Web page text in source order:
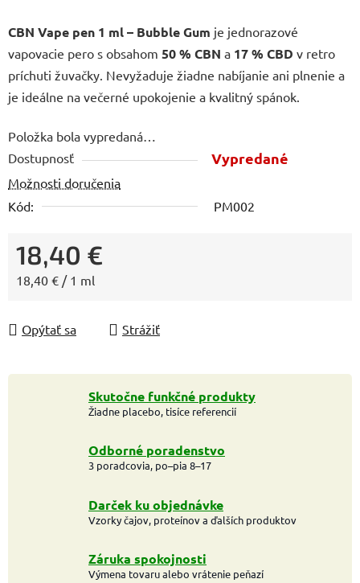
CBN Vape pen 1 ml – Bubble Gum je jednorazové
vapovacie pero s obsahom 50 % CBN a 17 % CBD v retro
príchuti žuvačky. Nevyžaduje žiadne nabíjanie ani plnenie a
je ideálne na večerné upokojenie a kvalitný spánok.
Položka bola vypredaná…
Dostupnosť
Vypredané
Možnosti doručenia
Kód:
PM002
18,40 €
Jednotková cena:
18,40 € / 1 ml
Opýtať sa Strážiť
Skutočne funkčné produkty
Žiadne placebo, tisíce referencií
Odborné poradenstvo
3 poradcovia, po–pia 8–17
Darček ku objednávke
Vzorky čajov, proteínov a ďalších produktov
Záruka spokojnosti
Výmena tovaru alebo vrátenie peňazí